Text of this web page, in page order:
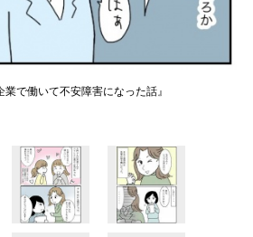
で働いて不安障害になった話』